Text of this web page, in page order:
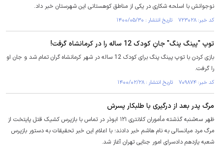
نوجوانش با اسلحه شکاری در یکی از مناطق کوهستانی این شهرستان خبر داد.
کد خبر: ۷۲۳۰۲۸ تاریخ انتشار : ۱۴۰۰/۰۵/۳۰
توپ "پینگ پنگ" جانِ کودک 12 ساله را در کرمانشاه گرفت!
بازی کردن با توپ پینگ پنگ برای کودک 12 ساله در شهر کرمانشاه گران تمام شد و جان او
را گرفت.
کد خبر: ۷۰۹۸۷۴ تاریخ انتشار : ۱۴۰۰/۰۲/۲۸
مرگ پدر بعد از درگیری با طلبکار پسرش‌
ظهر سه‌شنبه گذشته مأموران کلانتری ۱۲۱ ابوذر در تماس با بازپرس کشیک قتل پایتخت از
مرگ مرد میانسالی به نام هاشم خبر دادند؛ با اعلام این خبر تحقیقات به دستور بازپرس
شعبه یازدهم دادسرای امور جنایی تهران آغاز شد.